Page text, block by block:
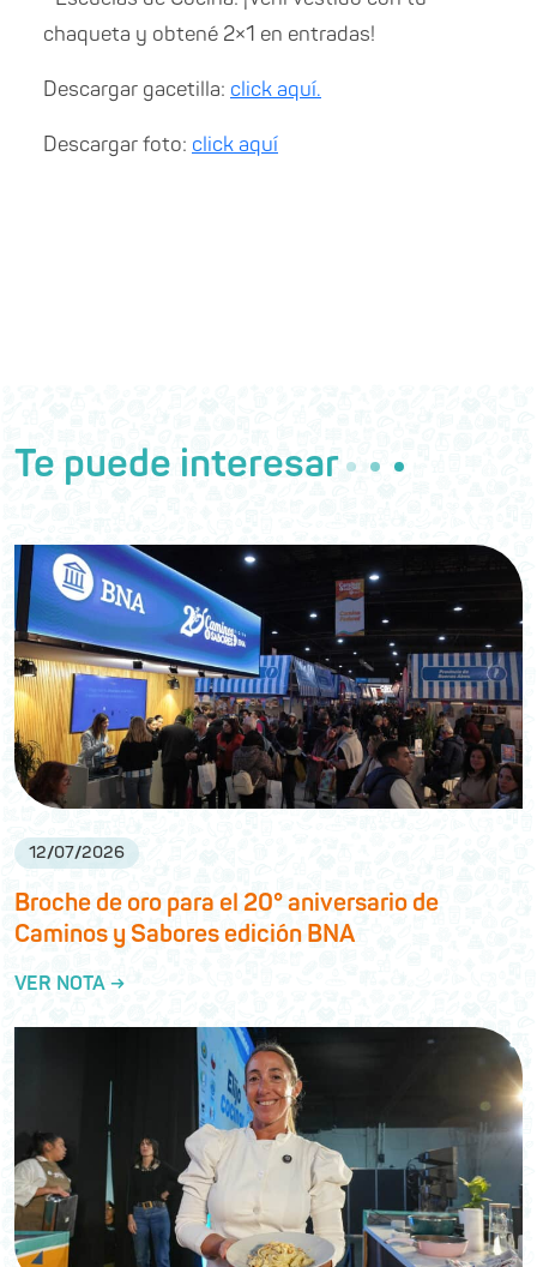
chaqueta y obtené 2×1 en entradas!
Descargar gacetilla: click aquí.
Descargar foto: click aquí
Te puede interesar
12/07/2026
Broche de oro para el 20° aniversario de
Caminos y Sabores edición BNA
VER NOTA →